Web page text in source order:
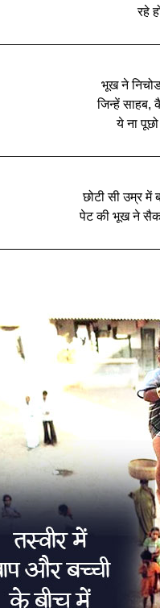
रहे
भूख ने
जिन्‍हें साहब,
ये ना
छोटी सी उम्र में
पेट की भूख ने